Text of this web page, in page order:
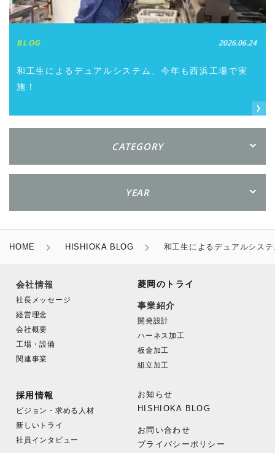
BLOG 2026.06.24
和工生によるデュアルシステム、今年も西浜工場で実
施！
CATEGORY
YEAR
HOME HISHIOKA BLOG 和工生によるデュアルシス
会社情報
社長メッセージ
経営理念
会社概要
工場・設備
関連事業
菱岡のトライ
事業紹介
開発設計
ハーネス加工
板金加工
組立加工
採用情報
ビジョン・求める人材
新しいトライ
社員インタビュー
お知らせ
HISHIOKA BLOG
お問い合わせ
プライバシーポリシー